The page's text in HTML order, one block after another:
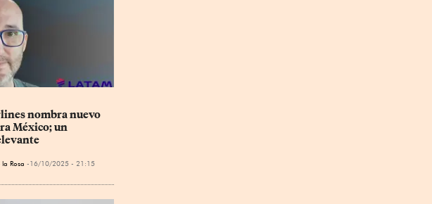
nombra nuevo
México; un
Rosa 16/10/2025 - 21:15